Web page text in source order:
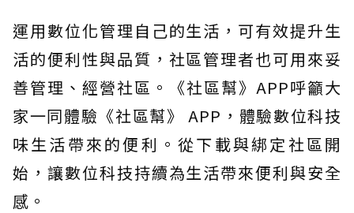
運用數位化管理自己的生活，可有效提升生
活的便利性與品質，社區管理者也可用來妥
善管理、經營社區。《社區幫》APP呼籲大
家一同體驗《社區幫》 APP，體驗數位科技
味生活帶來的便利。從下載與綁定社區開
始，讓數位科技持續為生活帶來便利與安全
感。